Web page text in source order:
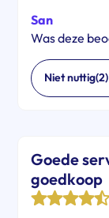
San
Was deze
Niet nuttig(2)
Goede
goedkoop